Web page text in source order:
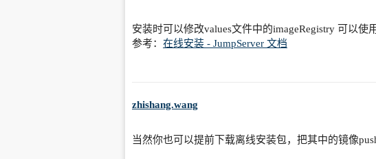
安装时可以修改values文件中的imageRegistry 可以使
参考： 在线安装 - JumpServer 文档
zhishang.wang
当然你也可以提前下载离线安装包，把其中的镜像